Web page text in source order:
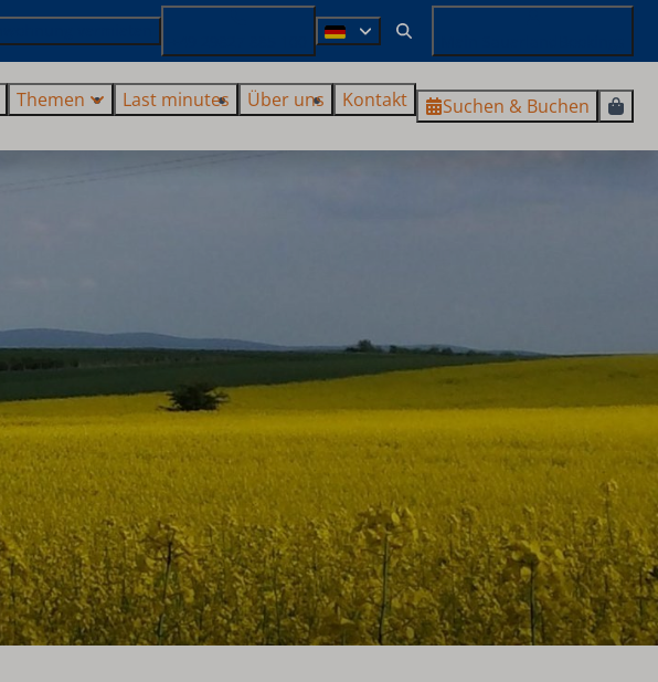
Themen Last minutes Über uns Kontakt Suchen & Buchen